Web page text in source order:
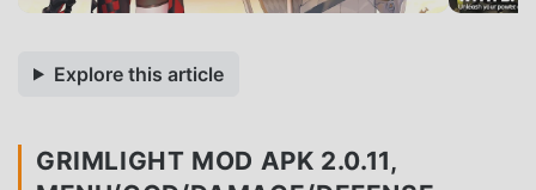
Explore this article
GRIMLIGHT MOD APK 2.0.11,